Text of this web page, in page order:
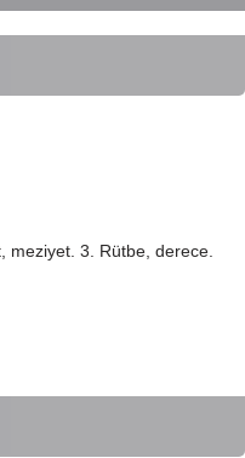
meziyet. 3. Rütbe, derece.